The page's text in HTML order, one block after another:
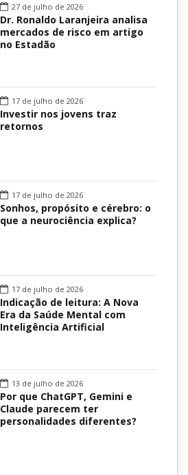
27 de julho de 2026
Dr. Ronaldo Laranjeira analisa
mercados de risco em artigo
no Estadão
17 de julho de 2026
Investir nos jovens traz
retornos
17 de julho de 2026
Sonhos, propósito e cérebro: o
que a neurociência explica?
17 de julho de 2026
Indicação de leitura: A Nova
Era da Saúde Mental com
Inteligência Artificial
13 de julho de 2026
Por que ChatGPT, Gemini e
Claude parecem ter
personalidades diferentes?